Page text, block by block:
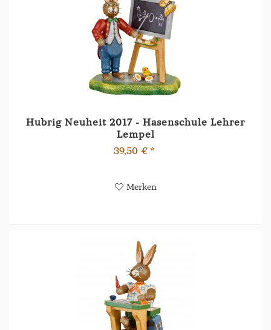
Hubrig Neuheit 2017 - Hasenschule Lehrer
Lempel
39,50 € *
Merken